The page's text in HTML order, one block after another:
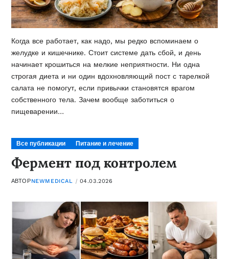
Когда все работает, как надо, мы редко вспоминаем о
желудке и кишечнике. Стоит системе дать сбой, и день
начинает крошиться на мелкие неприятности. Ни одна
строгая диета и ни один вдохновляющий пост с тарелкой
салата не помогут, если привычки становятся врагом
собственного тела. Зачем вообще заботиться о
пищеварении…
Все публикации Питание и лечение
Фермент под контролем
АВТОРNEWMEDICAL 04.03.2026